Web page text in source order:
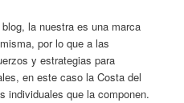
la nuestra es una marca
por lo que a las
y estrategias para
en este caso la Costa del
individuales que la componen.